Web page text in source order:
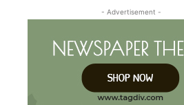
- Advertisement -